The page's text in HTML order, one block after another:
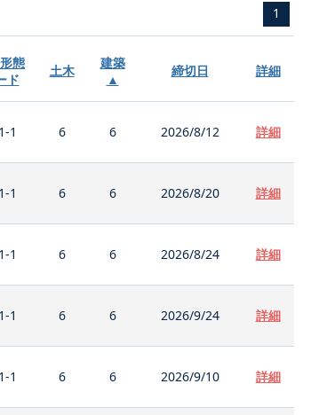
1
態
ド
土木
建築
▲
締切日 詳細
1 6 6 2026/8/12 詳細
1 6 6 2026/8/20 詳細
1 6 6 2026/8/24 詳細
1 6 6 2026/9/24 詳細
1 6 6 2026/9/10 詳細